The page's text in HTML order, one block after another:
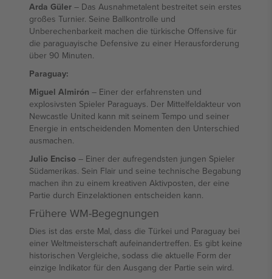
Arda Güler – Das Ausnahmetalent bestreitet sein erstes
großes Turnier. Seine Ballkontrolle und
Unberechenbarkeit machen die türkische Offensive für
die paraguayische Defensive zu einer Herausforderung
über 90 Minuten.
Paraguay:
Miguel Almirón – Einer der erfahrensten und
explosivsten Spieler Paraguays. Der Mittelfeldakteur von
Newcastle United kann mit seinem Tempo und seiner
Energie in entscheidenden Momenten den Unterschied
ausmachen.
Julio Enciso – Einer der aufregendsten jungen Spieler
Südamerikas. Sein Flair und seine technische Begabung
machen ihn zu einem kreativen Aktivposten, der eine
Partie durch Einzelaktionen entscheiden kann.
Frühere WM-Begegnungen
Dies ist das erste Mal, dass die Türkei und Paraguay bei
einer Weltmeisterschaft aufeinandertreffen. Es gibt keine
historischen Vergleiche, sodass die aktuelle Form der
einzige Indikator für den Ausgang der Partie sein wird.